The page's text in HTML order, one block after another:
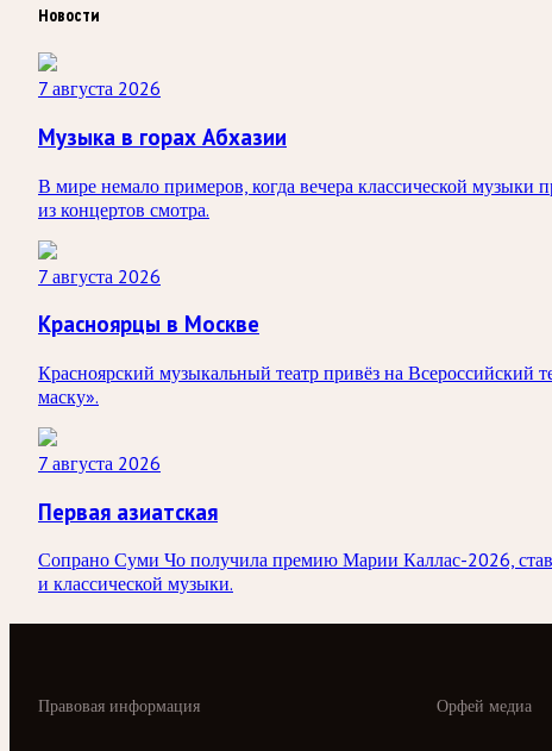
Новости
7 августа 2026
Музыка в горах Абхазии
В мире немало примеров, когда вечера классической музыки
из концертов смотра.
7 августа 2026
Красноярцы в Москве
Красноярский музыкальный театр привёз на
маску».
7 августа 2026
Первая азиатская
Сопрано Суми Чо получила премию Марии Каллас-2026, став
и классической музыки.
Орфей медиа
Правовая информация